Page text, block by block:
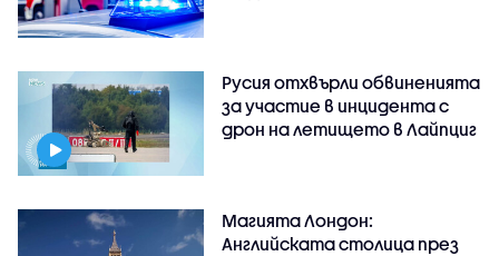
Русия отхвърли обвиненията
за участие в инцидента с
дрон на летището в Лайпциг
Магията Лондон:
Английската столица през